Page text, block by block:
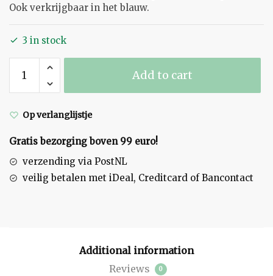
Ook verkrijgbaar in het blauw.
3 in stock
plastic
kom
quantity
Add to cart
Op verlanglijstje
Gratis bezorging boven 99 euro!
verzending via PostNL
veilig betalen met iDeal, Creditcard of Bancontact
Additional information
Reviews
0